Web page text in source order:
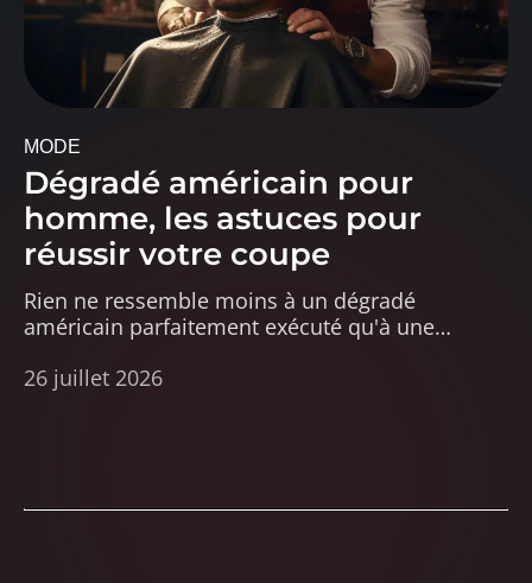
MODE
Dégradé américain pour
homme, les astuces pour
réussir votre coupe
Rien ne ressemble moins à un dégradé
américain parfaitement exécuté qu'à une…
26 juillet 2026